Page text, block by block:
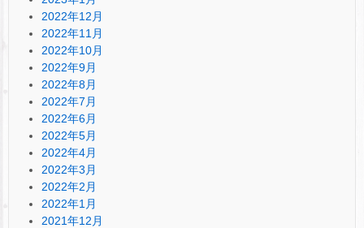
2022年12月
2022年11月
2022年10月
2022年9月
2022年8月
2022年7月
2022年6月
2022年5月
2022年4月
2022年3月
2022年2月
2022年1月
2021年12月